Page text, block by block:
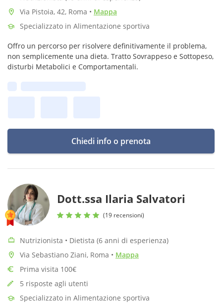
Via Pistoia, 42, Roma • Mappa
Specializzato in Alimentazione sportiva
Offro un percorso per risolvere definitivamente il problema,
non semplicemente una dieta. Tratto Sovrappeso e Sottopeso,
disturbi Metabolici e Comportamentali.
Chiedi info o prenota
Dott.ssa Ilaria Salvatori
(19 recensioni)
Nutrizionista • Dietista (6 anni di esperienza)
Via Sebastiano Ziani, Roma • Mappa
Prima visita 100€
5 risposte agli utenti
Specializzato in Alimentazione sportiva